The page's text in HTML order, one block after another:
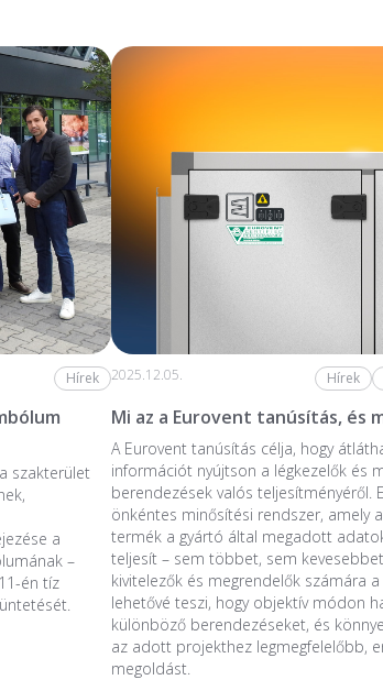
Hírek
szakterület
a
–
én tíz
2025.12.05. Hírek
Mi az a Eurovent tanúsítás, és
A Eurovent tanúsítás célja, hogy
információt nyújtson a légkezelők és
berendezések valós teljesítményéről.
önkéntes minősítési rendszer, amely
termék a gyártó által megadott
teljesít – sem többet, sem
kivitelezők és megrendelők számára
lehetővé teszi, hogy objektív módon
különböző berendezéseket, és
az adott projekthez legmegfelelőbb,
megoldást.